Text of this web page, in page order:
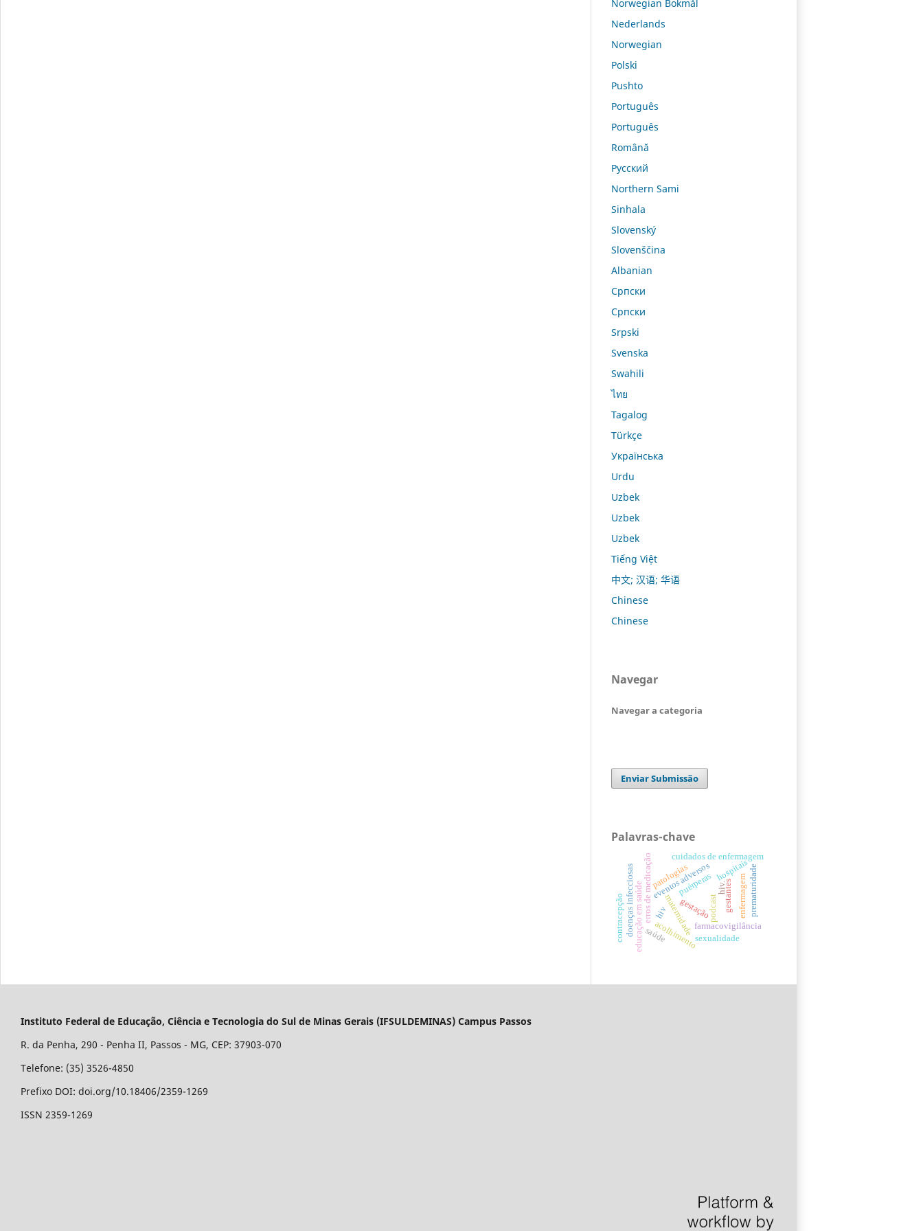
Norwegian Bokmål
Nederlands
Norwegian
Polski
Pushto
Português
Português
Română
Русский
Northern Sami
Sinhala
Slovenský
Slovenščina
Albanian
Српски
Српски
Srpski
Svenska
Swahili
ไทย
Tagalog
Türkçe
Українська
Urdu
Uzbek
Uzbek
Uzbek
Tiếng Việt
中文; 汉语; 华语
Chinese
Chinese
Navegar
Navegar a categoria
Enviar Submissão
Palavras-chave
gestantes
puérperas
maternidade
erros de medicação hospitais
farmacovigilância
eventos adversos
educação em saúde enfermagem
hiv gestação
cuidados de enfermagem
acolhimento
doenças infecciosas hiv.
contracepção saúde
podcast
sexualidade
patologias prematuridade
Instituto Federal de Educação, Ciência e Tecnologia do Sul de Minas Gerais (IFSULDEMINAS) Campus Passos
R. da Penha, 290 - Penha II, Passos - MG, CEP: 37903-070
Telefone: (35) 3526-4850
Prefixo DOI: doi.org/10.18406/2359-1269
ISSN 2359-1269